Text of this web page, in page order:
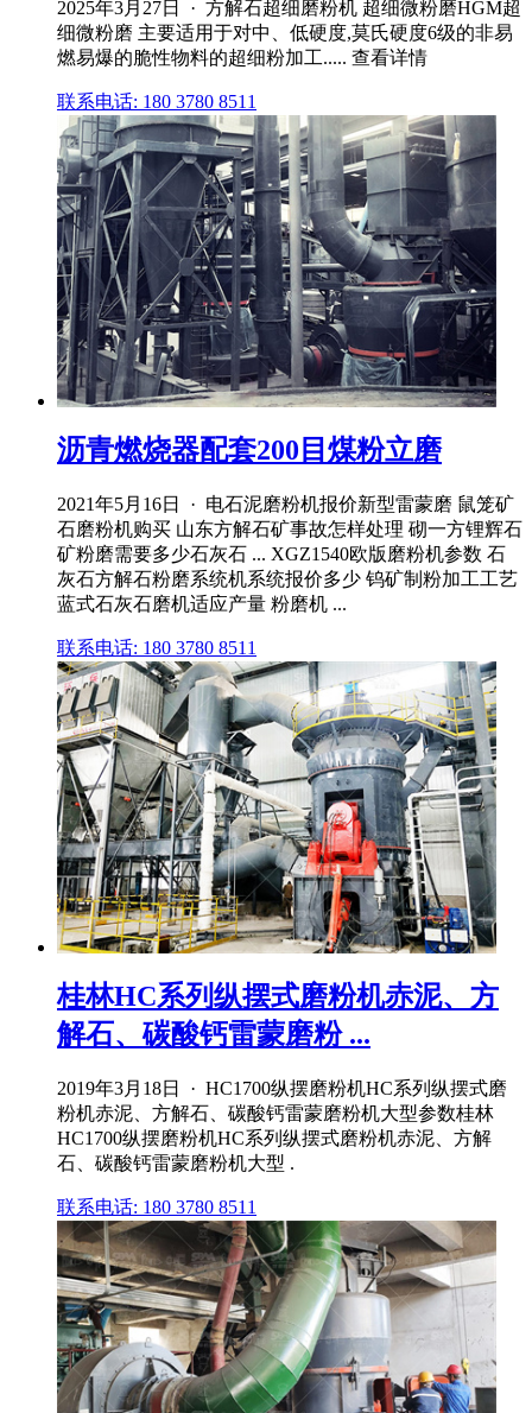
2025年3月27日 · 方解石超细磨粉机 超细微粉磨HGM超
细微粉磨 主要适用于对中、低硬度,莫氏硬度6级的非易
燃易爆的脆性物料的超细粉加工..... 查看详情
联系电话: 180 3780 8511
沥青燃烧器配套200目煤粉立磨
2021年5月16日 · 电石泥磨粉机报价新型雷蒙磨 鼠笼矿
石磨粉机购买 山东方解石矿事故怎样处理 砌一方锂辉石
矿粉磨需要多少石灰石 ... XGZ1540欧版磨粉机参数 石
灰石方解石粉磨系统机系统报价多少 钨矿制粉加工工艺
蓝式石灰石磨机适应产量 粉磨机 ...
联系电话: 180 3780 8511
桂林HC系列纵摆式磨粉机赤泥、方
解石、碳酸钙雷蒙磨粉 ...
2019年3月18日 · HC1700纵摆磨粉机HC系列纵摆式磨
粉机赤泥、方解石、碳酸钙雷蒙磨粉机大型参数桂林
HC1700纵摆磨粉机HC系列纵摆式磨粉机赤泥、方解
石、碳酸钙雷蒙磨粉机大型 .
联系电话: 180 3780 8511